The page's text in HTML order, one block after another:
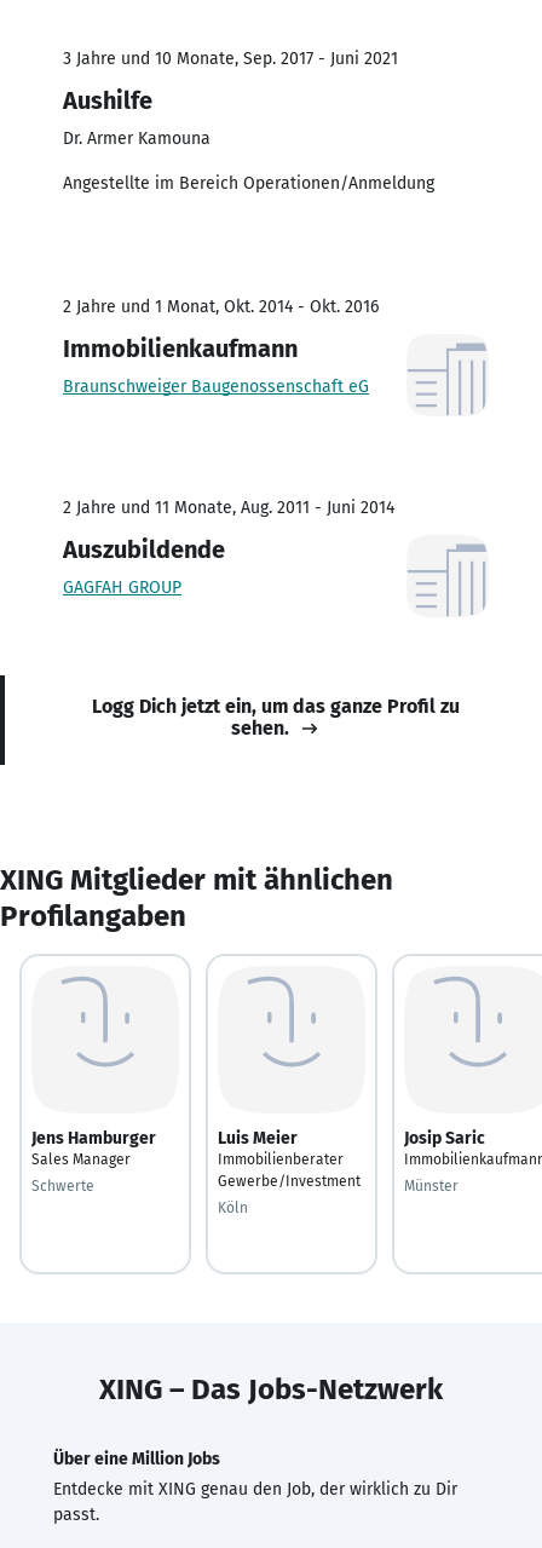
3 Jahre und 10 Monate, Sep. 2017 - Juni 2021
Aushilfe
Dr. Armer Kamouna
Angestellte im Bereich Operationen/Anmeldung
2 Jahre und 1 Monat, Okt. 2014 - Okt. 2016
Immobilienkaufmann
Braunschweiger Baugenossenschaft eG
2 Jahre und 11 Monate, Aug. 2011 - Juni 2014
Auszubildende
GAGFAH GROUP
Logg Dich jetzt ein, um das ganze Profil zu
sehen.
XING Mitglieder mit ähnlichen
Profilangaben
Jens Hamburger
Sales Manager
Schwerte
Luis Meier
Immobilienberater
Gewerbe/Investment
Köln
Josip Saric
Münster
XING – Das Jobs-Netzwerk
Über eine Million Jobs
Entdecke mit XING genau den Job, der wirklich zu Dir
passt.